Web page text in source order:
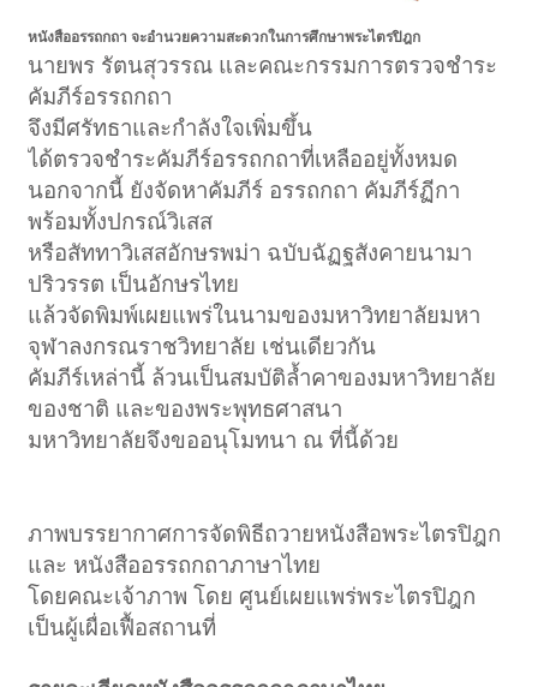
หนังสืออรรถกถา จะอำนวยความสะดวกในการศึกษาพระไตรปิฎก
นายพร รัตนสุวรรณ และคณะกรรมการตรวจชำระ
คัมภีร์อรรถกถา
จึงมีศรัทธาและกำลังใจเพิ่มขึ้น
ได้ตรวจชำระคัมภีร์อรรถกถาที่เหลืออยู่ทั้งหมด
นอกจากนี้ ยังจัดหาคัมภีร์ อรรถกถา คัมภีร์ฏีกา
พร้อมทั้งปกรณ์วิเสส
หรือสัททาวิเสสอักษรพม่า ฉบับฉัฏฐสังคายนามา
ปริวรรต เป็นอักษรไทย
แล้วจัดพิมพ์เผยแพร่ในนามของมหาวิทยาลัยมหา
จุฬาลงกรณราชวิทยาลัย เช่นเดียวกัน
คัมภีร์เหล่านี้ ล้วนเป็นสมบัติล้ำคาของมหาวิทยาลัย
ของชาติ และของพระพุทธศาสนา
มหาวิทยาลัยจึงขออนุโมทนา ณ ที่นี้ด้วย
ภาพบรรยากาศการจัดพิธีถวายหนังสือพระไตรปิฎก
และ หนังสืออรรถกถาภาษาไทย
โดยคณะเจ้าภาพ โดย ศูนย์เผยแพร่พระไตรปิฎก
เป็นผู้เผื่อเฟื้อสถานที่